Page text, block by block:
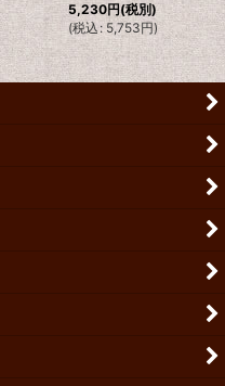
5,230円(税別)
(税込 : 5,753円)